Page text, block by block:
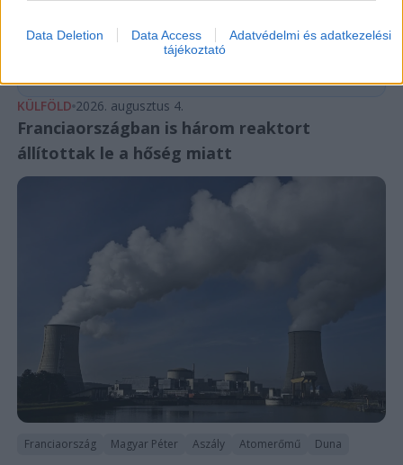
Data Deletion Data Access
Adatvédelmi és adatkezelési
tájékoztató
mondta le sepsiszentgyörgyi fellépését, a zenész
feljelentést tesz, a Sic Feszt szervezői is elítélték
a kormány
KÜLFÖLD 2026. augusztus 4.
Franciaországban is három reaktort
állítottak le a hőség miatt
Franciaország Magyar Péter Aszály Atomerőmű Duna